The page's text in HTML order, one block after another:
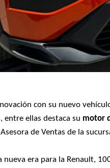
con su nuevo
entre ellas destaca su motor
de Ventas de la
era para la Renault,